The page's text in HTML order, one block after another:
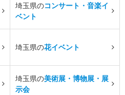
埼玉県のコンサート・音楽イ
ベント
埼玉県の花イベント
埼玉県の美術展・博物展・展
示会